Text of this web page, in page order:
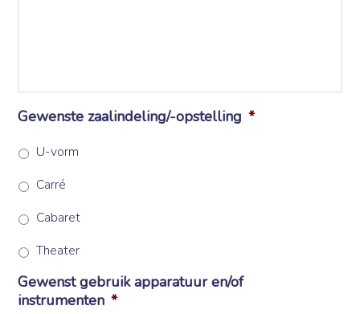
Gewenste zaalindeling/-opstelling *
U-vorm
Carré
Cabaret
Theater
Gewenst gebruik apparatuur en/of
instrumenten *